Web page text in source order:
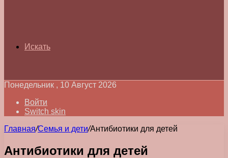
Искать
Понедельник , 10 Август 2026
Войти
Switch skin
Главная/Семья и дети/Антибиотики для детей
Антибиотики для детей